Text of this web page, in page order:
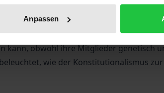
AnpassenGesellschaften. Aus
konnten und wie sie dabei helfen,
kann, obwohl ihre Mitglieder genetisch
wie der Konstitutionalismus